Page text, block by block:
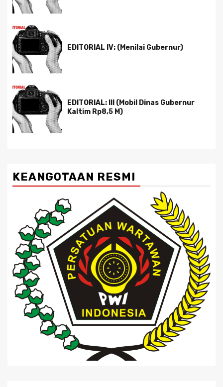
EDITORIAL IV: (Menilai Gubernur)
EDITORIAL: III (Mobil Dinas Gubernur
Kaltim Rp8,5 M)
KEANGOTAAN RESMI